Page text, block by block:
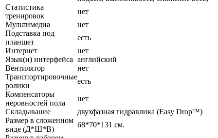
Статистика
тренировок
нет
Мультимедиа
нет
Подставка под
планшет
есть
Интернет
нет
Язык(и) интерфейса английский
Вентилятор
нет
Транспортировочные
ролики
есть
Компенсаторы
неровностей пола
нет
Складывание
двухфазная гидравлика (Easy Drop™)
Размер в сложенном
виде (Д*Ш*В)
68*70*131 см.